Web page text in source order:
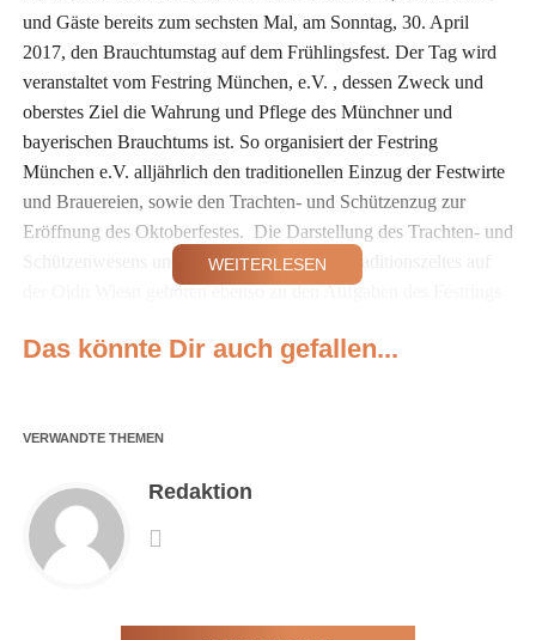
und Gäste bereits zum sechsten Mal, am Sonntag, 30. April
2017, den Brauchtumstag auf dem Frühlingsfest. Der Tag wird
veranstaltet vom Festring München, e.V. , dessen Zweck und
oberstes Ziel die Wahrung und Pflege des Münchner und
bayerischen Brauchtums ist. So organisiert der Festring
München e.V. alljährlich den traditionellen Einzug der Festwirte
und Brauereien, sowie den Trachten- und Schützenzug zur
Eröffnung des Oktoberfestes. Die Darstellung des Trachten- und
Schützenwesens und die Organisation des Traditionszeltes auf
der Oidn Wiesn gehören ebenso zu den Aufgaben des Festrings
Musikkapellen „Wolfgang Grünbauer mit seinen Münchner
Oktoberfest Musikanten“, die „Landsberger Tanzlmusikanten“
und die „Blaskapelle Maisach“ am Haupteingang der
WEITERLESEN
Das könnte Dir auch gefallen...
VERWANDTE THEMEN
Redaktion